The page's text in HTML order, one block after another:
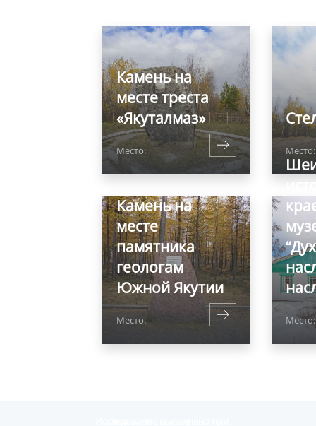
Камень на
месте треста
«Якуталмаз»
Место: Место:
Камень на
месте
памятника
геологам
Южной Якутии
Место: